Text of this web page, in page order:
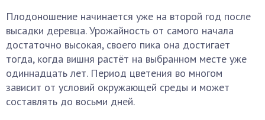
Плодоношение начинается уже на второй год после
высадки деревца. Урожайность от самого начала
достаточно высокая, своего пика она достигает
тогда, когда вишня растёт на выбранном месте уже
одиннадцать лет. Период цветения во многом
зависит от условий окружающей среды и может
составлять до восьми дней.